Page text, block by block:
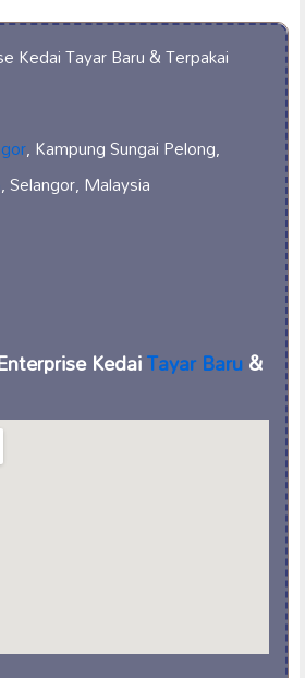
, Kampung Sungai Pelong,
, Selangor, Malaysia
KedaiTayar Baru&